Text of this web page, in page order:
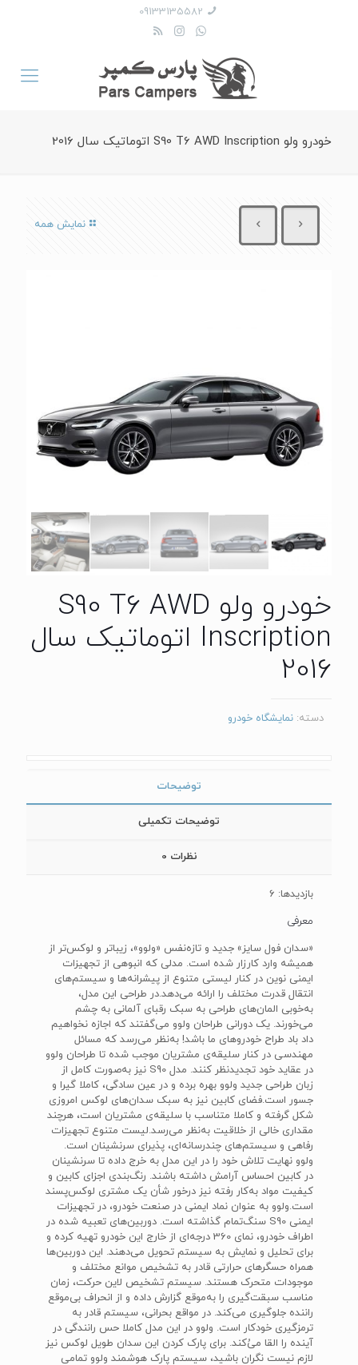
09133135582
خودرو ولو S90 T6 AWD Inscription اتوماتیک سال 2016
نمایش همه
خودرو ولو S90 T6 AWD
Inscription اتوماتیک سال
2016
دسته: نمایشگاه خودرو
توضیحات
توضیحات تکمیلی
نظرات 0
بازدیدها: 6
معرفی
«سدان فول سایز» جدید و تازه‌نفس «ولوو»، زیباتر و لوکس‌تر از
همیشه وارد کارزار شده است. مدلی که انبوهی از تجهیزات
ایمنی نوین در کنار لیستی متنوع از پیشرانه‌ها و سیستم‌های
انتقال قدرت مختلف را ارائه می‌‌دهد.در طراحی این مدل،
به‌خوبی المان‌های طراحی به سبک رقبای آلمانی به چشم
می‌خورند. یک دورانی طراحان ولوو می‌گفتند که اجازه نخواهیم
داد باد طراح خودروهای ما باشد! به‌نظر می‌رسد که مسائل
مهندسی در کنار سلیقه‌ی مشتریان موجب شده تا طراحان ولوو
در عقاید خود تجدید‌نظر کنند. مدل‌ S90‌ نیز به‌صورت کامل از
زبان طراحی جدید ولوو بهره برده و در عین سادگی، کاملا گیرا و
جسور است.فضای کابین نیز به سبک سدان‌های لوکس امروزی
شکل گرفته و کاملا متناسب با سلیقه‌ی مشتریان است، هرچند
مقداری خالی از خلاقیت به‌نظر می‌رسد.لیست متنوع تجهیزات
رفاهی و سیستم‌های چندرسانه‌ای، پذیرای سرنشینان است.
ولوو نهایت تلاش خود را در این مدل به خرج داده تا سرنشینان
در کابین احساس آرامش داشته باشند. رنگ‌بندی اجزای کابین و
کیفیت مواد به‌کار رفته نیز درخور شأن یک مشتری لوکس‌‌پسند
است.ولوو به عنوان نماد ایمنی در صنعت خودرو، در تجهیزات
ایمنی‌ S90‌ سنگ‌تمام گذاشته است. دوربین‌های تعبیه شده در
اطراف خودرو، نمای 360 درجه‌ای از خارج این خودرو تهیه کرده و
برای تحلیل‌ و نمایش به سیستم تحویل می‌دهند. این دوربین‌ها
همراه حسگرهای حرارتی قادر به تشخیص موانع مختلف و
موجودات متحرک هستند. سیستم تشخیص لاین حرکت، زمان
مناسب سبقت‌گیری را به‌موقع گزارش داده و از انحراف بی‌موقع
راننده جلوگیری می‌کند. در مواقع بحرانی، سیستم قادر به
ترمزگیری خودکار است. ولوو در این مدل کاملا حس رانندگی در
آینده را القا می‌ُکند. برای پارک کردن این سدان طویل لوکس نیز
لازم نیست نگران باشید، سیستم پارک هوشمند ولوو تمامی